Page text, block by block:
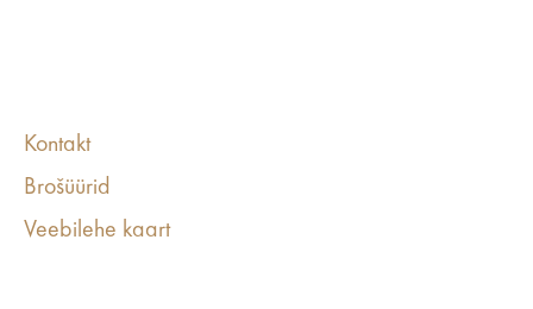
Kontakt
Brošüürid
Veebilehe kaart